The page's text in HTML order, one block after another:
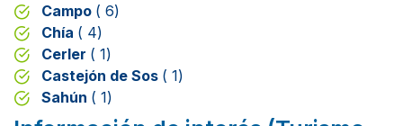
Campo ( 6)
Chía ( 4)
Cerler ( 1)
Castejón de Sos ( 1)
Sahún ( 1)